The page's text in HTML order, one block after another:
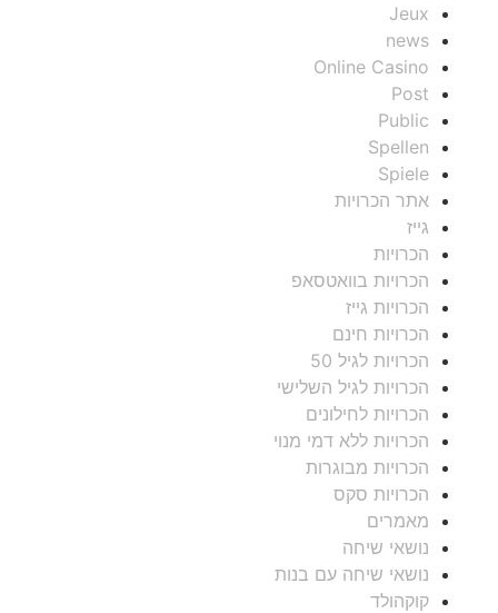
Jeux
news
Online Casino
Post
Public
Spellen
Spiele
אתר הכרויות
גייז
הכרויות
הכרויות בוואטסאפ
הכרויות גייז
הכרויות חינם
הכרויות לגיל 50
הכרויות לגיל השלישי
הכרויות לחילונים
הכרויות ללא דמי מנוי
הכרויות מבוגרות
הכרויות סקס
מאמרים
נושאי שיחה
נושאי שיחה עם בנות
קוקהולד